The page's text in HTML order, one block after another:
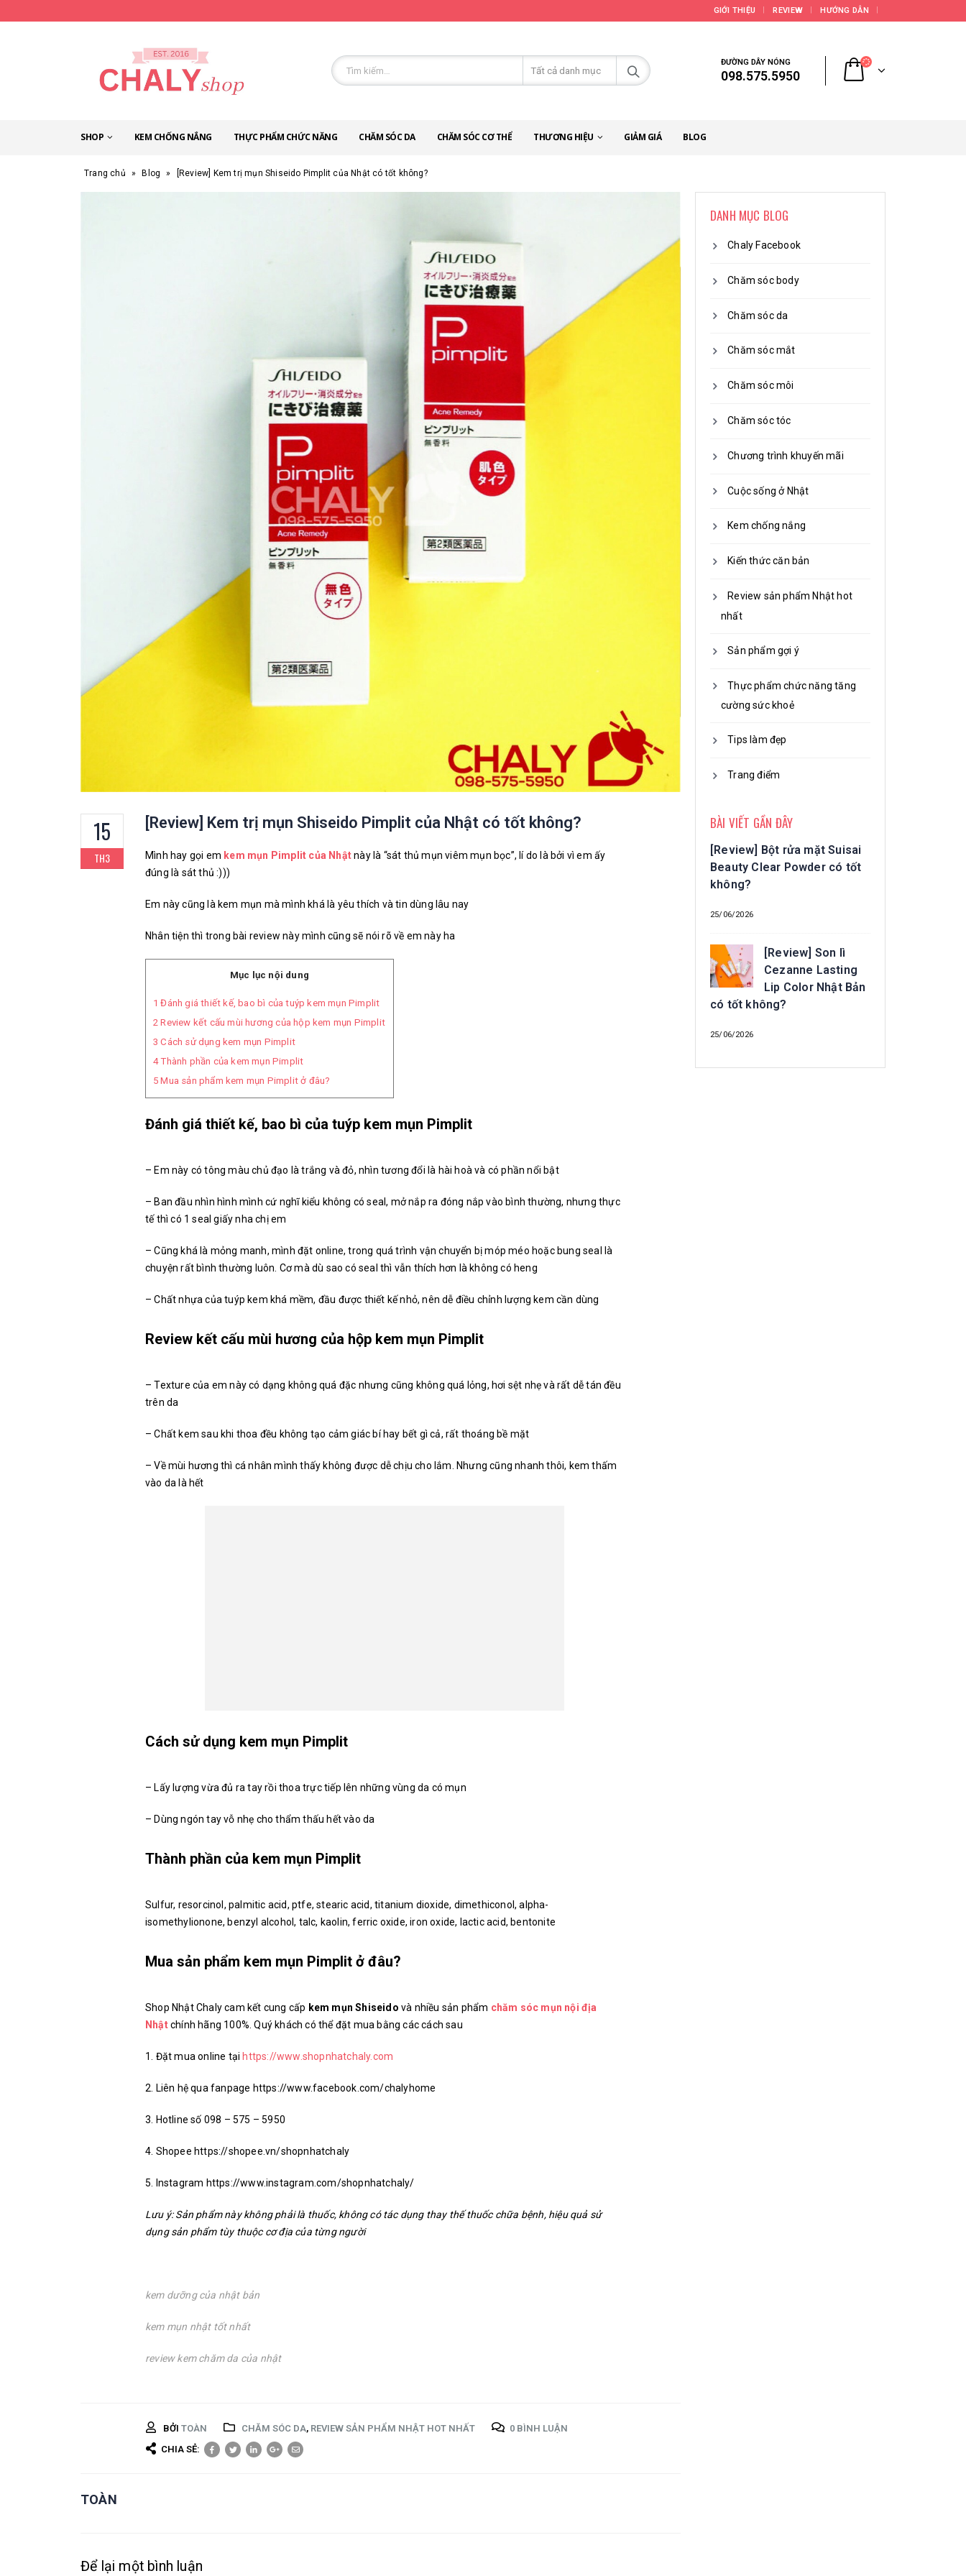
GIỚI THIỆU REVIEW HƯỚNG DẪN
ĐƯỜNG DÂY NÓNG
098.575.5950
SHOP KEM CHỐNG NẮNG THỰC PHẨM CHỨC NĂNG CHĂM SÓC DA CHĂM SÓC CƠ THỂ THƯƠNG HIỆU GIẢM GIÁ BLOG
Trang chủ » Blog » [Review] Kem trị mụn Shiseido Pimplit của Nhật có tốt không?
15
TH3
[Review] Kem trị mụn Shiseido Pimplit của Nhật có tốt không?
Mình hay gọi em kem mụn Pimplit của Nhậtnày là “sát thủ mụn viêm mụn bọc”, lí do là bởi vì em ấy
đúng là sát thủ :)))
Em này cũng là kem mụn mà mình khá là yêu thích và tin dùng lâu nay
Nhân tiện thì trong bài review này mình cũng sẽ nói rõ về em này ha
Mục lục nội dung
1 Đánh giá thiết kế, bao bì của tuýp kem mụn Pimplit
2 Review kết cấu mùi hương của hộp kem mụn Pimplit
3 Cách sử dụng kem mụn Pimplit
4Thành phần của kem mụn Pimplit
5 Mua sản phẩm kem mụn Pimplit ở đâu?
Đánh giá thiết kế, bao bì của tuýp kem mụn Pimplit
– Em này có tông màu chủ đạo là trắng và đỏ, nhìn tương đổi là hài hoà và có phần nổi bật
– Ban đầu nhìn hình mình cứ nghĩ kiểu không có seal, mở nắp ra đóng nắp vào bình thường, nhưng thực
tế thì có 1 seal giấy nha chị em
– Cũng khá là mỏng manh, mình đặt online, trong quá trình vận chuyển bị móp méo hoặc bung seal là
chuyện rất bình thường luôn. Cơ mà dù sao có seal thì vẫn thích hơn là không có heng
– Chất nhựa của tuýp kem khá mềm, đầu được thiết kế nhỏ, nên dễ điều chỉnh lượng kem cần dùng
Review kết cấu mùi hương của hộp kem mụn Pimplit
– Texture của em này có dạng không quá đặc nhưng cũng không quá lỏng, hơi sệt nhẹ và rất dễ tán đều
trên da
– Chất kem sau khi thoa đều không tạo cảm giác bí hay bết gì cả, rất thoáng bề mặt
– Về mùi hương thì cá nhân mình thấy không được dễ chịu cho lắm. Nhưng cũng nhanh thôi, kem thấm
vào da là hết
Cách sử dụng kem mụn Pimplit
– Lấy lượng vừa đủ ra tay rồi thoa trực tiếp lên những vùng da có mụn
– Dùng ngón tay vỗ nhẹ cho thẩm thấu hết vào da
Thành phần của kem mụn Pimplit
Sulfur, resorcinol, palmitic acid, ptfe, stearic acid, titanium dioxide, dimethiconol, alpha-
isomethylionone, benzyl alcohol, talc, kaolin, ferric oxide, iron oxide, lactic acid, bentonite
Mua sản phẩm kem mụn Pimplit ở đâu?
Shop Nhật Chaly cam kết cung cấp kem mụn Shiseido và nhiều sản phẩm chăm sóc mụn nội địa
Nhậtchính hãng 100%. Quý khách có thể đặt mua bằng các cách sau
1. Đặt mua online tại https://www.shopnhatchaly.com
2. Liên hệ qua fanpage https://www.facebook.com/chalyhome
3. Hotline số 098 – 575 – 5950
4. Shopee https://shopee.vn/shopnhatchaly
5. Instagram https://www.instagram.com/shopnhatchaly/
Lưu ý: Sản phẩm này không phải là thuốc, không có tác dụng thay thế thuốc chữa bệnh, hiệu quả sử
dụng sản phẩm tùy thuộc cơ địa của từng người
kem dưỡng của nhật bản
kem mụn nhật tốt nhất
review kem chăm da của nhật
BỞI TOÀN CHĂM SÓC DA, REVIEW SẢN PHẨM NHẬT HOT NHẤT
0 BÌNH LUẬN
CHIA SẺ:
TOÀN
Để lại một bình luận
DANH MỤC BLOG
Chaly Facebook
Chăm sóc body
Chăm sóc da
Chăm sóc mắt
Chăm sóc môi
Chăm sóc tóc
Chương trình khuyến mãi
Cuộc sống ở Nhật
Kem chống nắng
Kiến thức căn bản
Review sản phẩm Nhật hot
nhất
Sản phẩm gợi ý
Thực phẩm chức năng tăng
cường sức khoẻ
Tips làm đẹp
Trang điểm
BÀI VIẾT GẦN ĐÂY
[Review] Bột rửa mặt Suisai
Beauty Clear Powder có tốt
không?
25/06/2026
[Review] Son lì
Cezanne Lasting
Lip Color Nhật Bản
có tốt không?
25/06/2026